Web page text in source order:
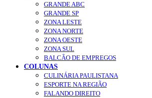
GRANDE ABC
GRANDE SP
ZONA LESTE
ZONA NORTE
ZONA OESTE
ZONA SUL
BALCÃO DE EMPREGOS
COLUNAS
CULINÁRIA PAULISTANA
ESPORTE NA REGIÃO
FALANDO DIREITO